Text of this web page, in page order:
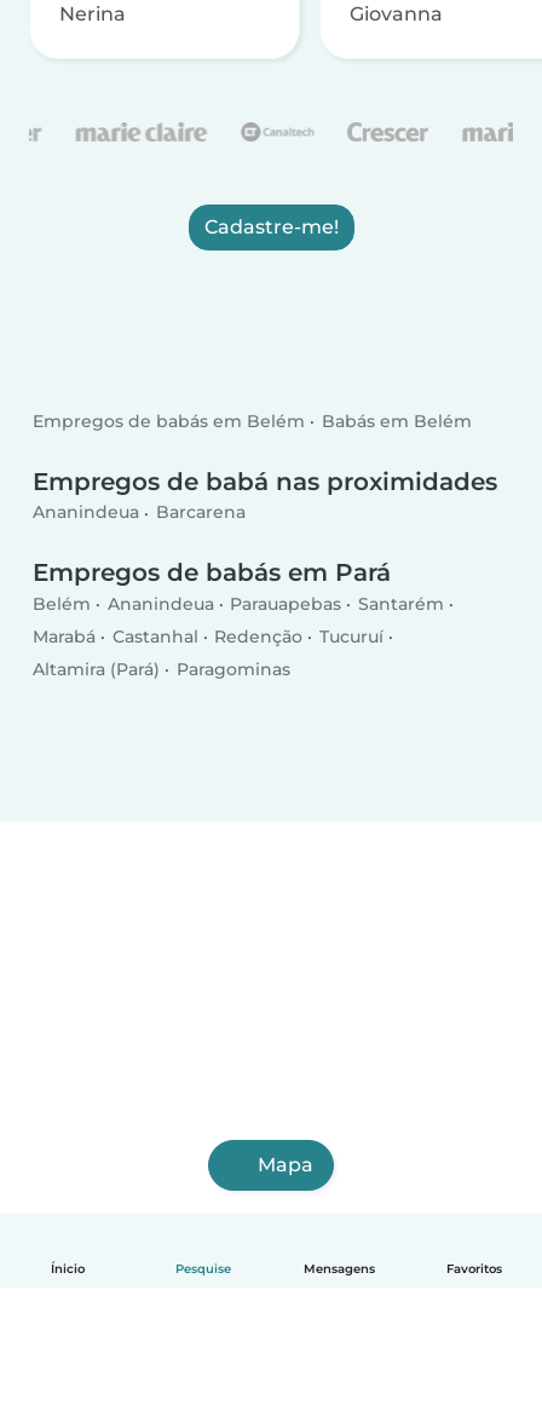
Ínicio Pesquise Mensagens Favoritos
Nerina Giovanna
Cadastre-me!
Empregos de babás em Belém Babás em Belém
Empregos de babá nas proximidades
Ananindeua Barcarena
Empregos de babás em Pará
Belém Ananindeua Parauapebas
Santarém
Marabá
Castanhal Redenção
Tucuruí
Altamira (Pará)
Paragominas
Mapa